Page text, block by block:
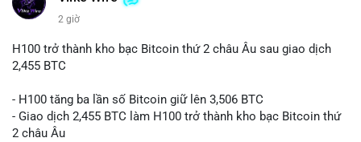
2 giờ
H100 trở thành kho bạc Bitcoin thứ 2 châu Âu sau giao dịch
2,455 BTC
- H100 tăng ba lần số Bitcoin giữ lên 3,506 BTC
- Giao dịch 2,455 BTC làm H100 trở thành kho bạc Bitcoin thứ
2 châu Âu